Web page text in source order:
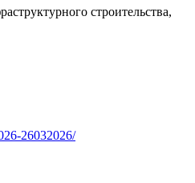
строительства,
26032026/